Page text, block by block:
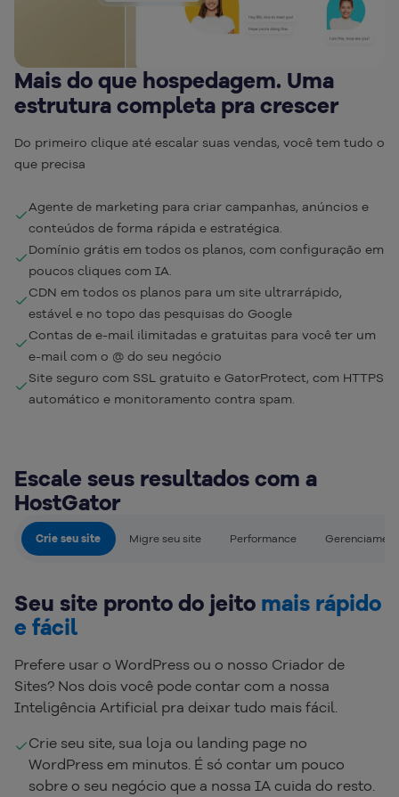
Mais do que hospedagem. Uma
estrutura completa pra crescer
Do primeiro clique até escalar suas vendas, você tem tudo o
que precisa
Agente de marketing para criar campanhas, anúncios e
conteúdos de forma rápida e estratégica.
Domínio grátis em todos os planos, com configuração em
poucos cliques com IA.
CDN em todos os planos para um site ultrarrápido,
estável e no topo das pesquisas do Google
Contas de e-mail ilimitadas e gratuitas para você ter um
e-mail com o @ do seu negócio
Site seguro com SSL gratuito e GatorProtect, com HTTPS
automático e monitoramento contra spam.
Escale seus resultados com a
HostGator
Crie seu site Migre seu site Performance
Seu site pronto do jeito mais rápido
e fácil
Prefere usar o WordPress ou o nosso Criador de
Sites? Nos dois você pode contar com a nossa
Inteligência Artificial pra deixar tudo mais fácil.
Crie seu site, sua loja ou landing page no
WordPress em minutos. É só contar um pouco
sobre o seu negócio que a nossa IA cuida do resto.